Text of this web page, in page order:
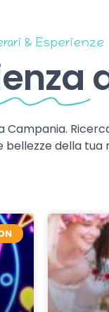
& Esperienze
Campania.
bellezze della tua